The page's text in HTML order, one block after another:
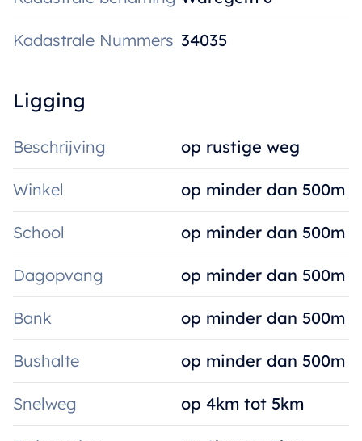
Kadastrale Nummers 34035
Ligging
Beschrijving op rustige weg
Winkel op minder dan 500m
School op minder dan 500m
Dagopvang op minder dan 500m
Bank op minder dan 500m
Bushalte op minder dan 500m
Snelweg op 4km tot 5km